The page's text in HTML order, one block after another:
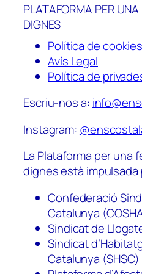
PLATAFORMA PER
DIGNES
Política de cookies
Avís Legal
Política de
Escriu-nos a:
Instagram:
La Plataforma per una
dignes està impulsada
Confederació
Catalunya
Sindicat de
Sindicat
Catalunya (SHSC)